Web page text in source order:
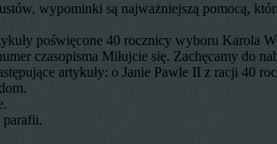
wypominki są najważniejszą pomocą,
poświęcone 40 rocznicy wyboru Karola
czasopisma Miłujcie się. Zachęcamy do
artykuły: o Janie Pawle II z racji 40
parafii.